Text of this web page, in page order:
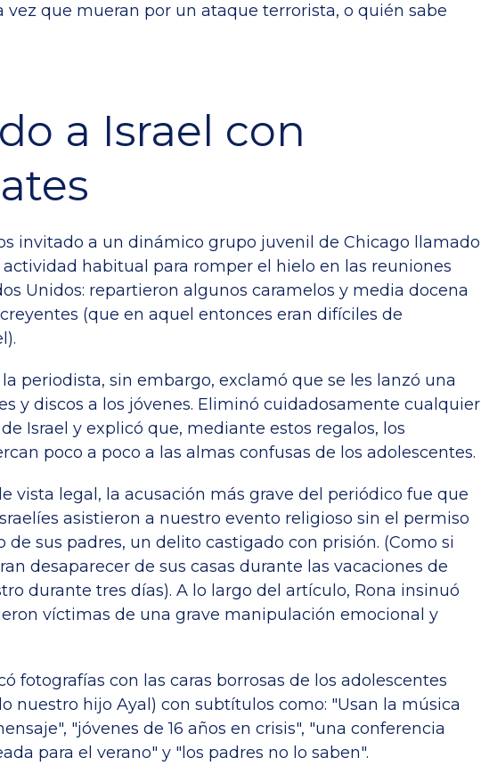
vez que mueran por un ataque terrorista, o quién sabe
a Israel con
invitado a un dinámico grupo juvenil de Chicago llamado
actividad habitual para romper el hielo en las reuniones
Unidos: repartieron algunos caramelos y media docena
(que en aquel entonces eran difíciles de
periodista, sin embargo, exclamó que se les lanzó una
y discos a los jóvenes. Eliminó cuidadosamente cualquier
Israel y explicó que, mediante estos regalos, los
poco a poco a las almas confusas de los adolescentes.
vista legal, la acusación más grave del periódico fue que
asistieron a nuestro evento religioso sin el permiso
de sus padres, un delito castigado con prisión. (Como si
desaparecer de sus casas durante las vacaciones de
durante tres días). A lo largo del artículo, Rona insinuó
víctimas de una grave manipulación emocional y
fotografías con las caras borrosas de los adolescentes
nuestro hijo Ayal) con subtítulos como: "Usan la música
"jóvenes de 16 años en crisis", "una conferencia
para el verano" y "los padres no lo saben".